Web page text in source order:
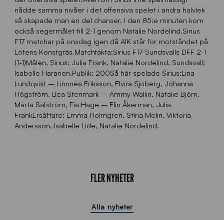
nådde samma nivåer i det offensiva spelet i andra halvlek
så skapade man en del chanser. I den 85:e minuten kom
också segermålet till 2-1 genom Natalie Nordelind.Sirius
F17 matchar på onsdag igen då AIK står för motståndet på
Lötens Konstgräs.Matchfakta:Sirius F17-Sundsvalls DFF 2-1
(1-1)Målen, Sirius: Julia Frank, Natalie Nordelind. Sundsvall:
Isabelle Haranen.Publik: 200Så här spelade Sirius:Lina
Lundqvist – Linnnea Eriksson, Elvira Sjöberg, Johanna
Högström, Bea Stenmark – Ammy Wallin, Natalie Björn,
Märta Säfström, Fia Hage – Elin Åkerman, Julia
FrankErsättare: Emma Holmgren, Stina Melin, Viktoria
Andersson, Isabelle Lide, Natalie Nordelind.
FLER NYHETER
Alla nyheter